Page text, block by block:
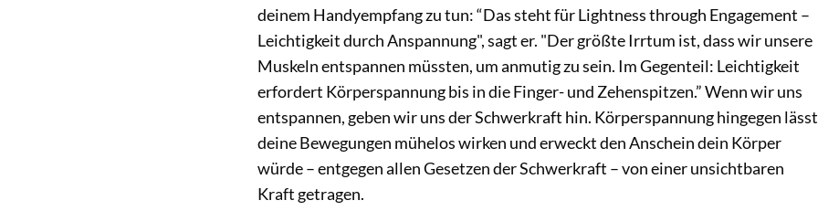
deinem Handyempfang zu tun: “Das steht für Lightness through Engagement –
Leichtigkeit durch Anspannung", sagt er. "Der größte Irrtum ist, dass wir unsere
Muskeln entspannen müssten, um anmutig zu sein. Im Gegenteil: Leichtigkeit
erfordert Körperspannung bis in die Finger- und Zehenspitzen.” Wenn wir uns
entspannen, geben wir uns der Schwerkraft hin. Körperspannung hingegen lässt
deine Bewegungen mühelos wirken und erweckt den Anschein dein Körper
würde – entgegen allen Gesetzen der Schwerkraft – von einer unsichtbaren
Kraft getragen.